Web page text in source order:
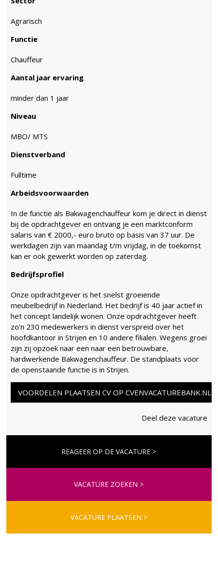
Agrarisch
Functie
Chauffeur
Aantal jaar ervaring
minder dan 1 jaar
Niveau
MBO/ MTS
Dienstverband
Fulltime
Arbeidsvoorwaarden
In de functie als Bakwagenchauffeur kom je direct in dienst
bij de opdrachtgever en ontvang je een marktconform
salaris van € 2000,- euro bruto op basis van 37 uur. De
werkdagen zijn van maandag t/m vrijdag, in de toekomst
kan er ook gewerkt worden op zaterdag.
Bedrijfsprofiel
Onze opdrachtgever is het snelst groeiende
meubelbedrijf in Nederland. Het bedrijf is 40 jaar actief in
het concept landelijk wonen. Onze opdrachtgever heeft
zo’n 230 medewerkers in dienst verspreid over het
hoofdkantoor in Strijen en 10 andere filialen. Wegens groei
zijn zij opzoek naar een naar een betrouwbare,
hardwerkende Bakwagenchauffeur. De standplaats voor
de openstaande functie is in Strijen.
VOORDELEN PLAATSEN CV OP CVENVACATUREBANK.NL
Deel deze vacature
REAGEER OP DE VACATURE >
VACATURE ZOEKEN >
VACATURE PLAATSEN >